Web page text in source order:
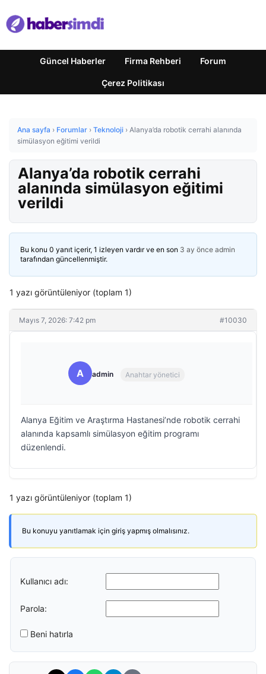
Güncel Haberler Firma Rehberi Forum
Çerez Politikası
Ana sayfa › Forumlar › Teknoloji › Alanya’da robotik cerrahi alanında
simülasyon eğitimi verildi
Alanya’da robotik cerrahi
alanında simülasyon eğitimi
verildi
Bu konu 0 yanıt içerir, 1 izleyen vardır ve en son 3 ay önce admin
tarafından güncellenmiştir.
1 yazı görüntüleniyor (toplam 1)
Mayıs 7, 2026: 7:42 pm #10030
A admin Anahtar yönetici
Alanya Eğitim ve Araştırma Hastanesi’nde robotik cerrahi
alanında kapsamlı simülasyon eğitim programı
düzenlendi.
1 yazı görüntüleniyor (toplam 1)
Bu konuyu yanıtlamak için giriş yapmış olmalısınız.
Kullanıcı adı:
Parola:
Beni hatırla